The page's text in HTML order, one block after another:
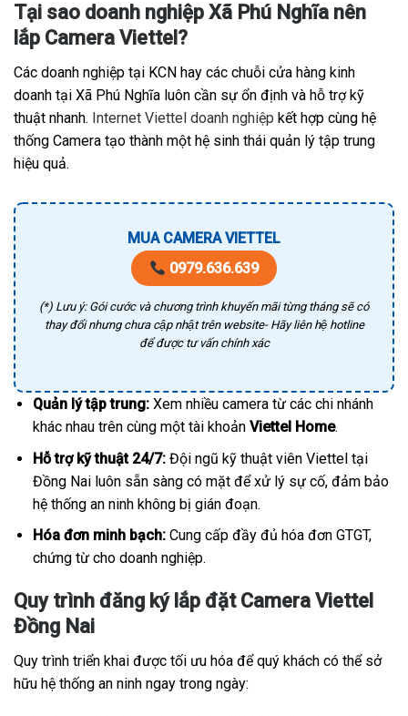
Tại sao doanh nghiệp Xã Phú Nghĩa nên
lắp Camera Viettel?
Các doanh nghiệp tại KCN hay các chuỗi cửa hàng kinh
doanh tại Xã Phú Nghĩa luôn cần sự ổn định và hỗ trợ kỹ
thuật nhanh. Internet Viettel doanh nghiệp kết hợp cùng hệ
thống Camera tạo thành một hệ sinh thái quản lý tập trung
hiệu quả.
MUA CAMERA VIETTEL
0979.636.639
(*) Lưu ý: Gói cước và chương trình khuyến mãi từng tháng sẽ có
thay đổi nhưng chưa cập nhật trên website- Hãy liên hệ hotline
để được tư vấn chính xác
Quản lý tập trung:Xem nhiều camera từ các chi nhánh
khác nhau trên cùng một tài khoản Viettel Home.
Hỗ trợ kỹ thuật 24/7:Đội ngũ kỹ thuật viên Viettel tại
Đồng Nai luôn sẵn sàng có mặt để xử lý sự cố, đảm bảo
hệ thống an ninh không bị gián đoạn.
Hóa đơn minh bạch:Cung cấp đầy đủ hóa đơn GTGT,
chứng từ cho doanh nghiệp.
Quy trình đăng ký lắp đặt Camera Viettel
Đồng Nai
Quy trình triển khai được tối ưu hóa để quý khách có thể sở
hữu hệ thống an ninh ngay trong ngày: